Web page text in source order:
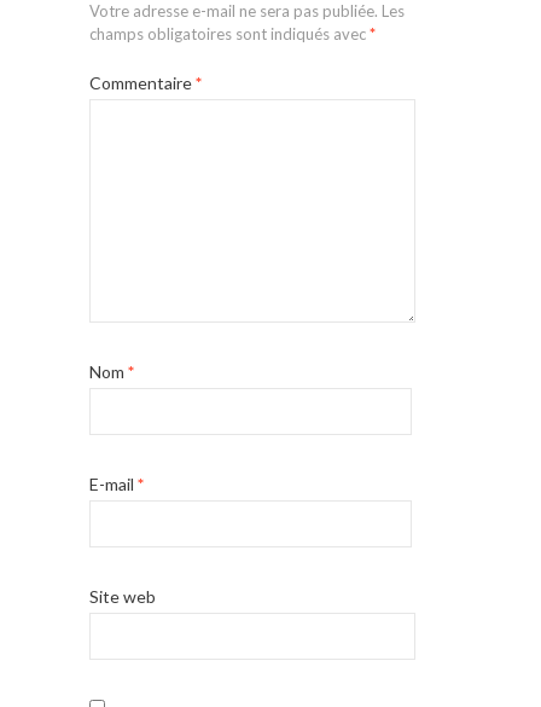
Votre adresse e-mail ne sera pas publiée. Les
champs obligatoires sont indiqués avec*
Commentaire*
Nom *
E-mail *
Site web